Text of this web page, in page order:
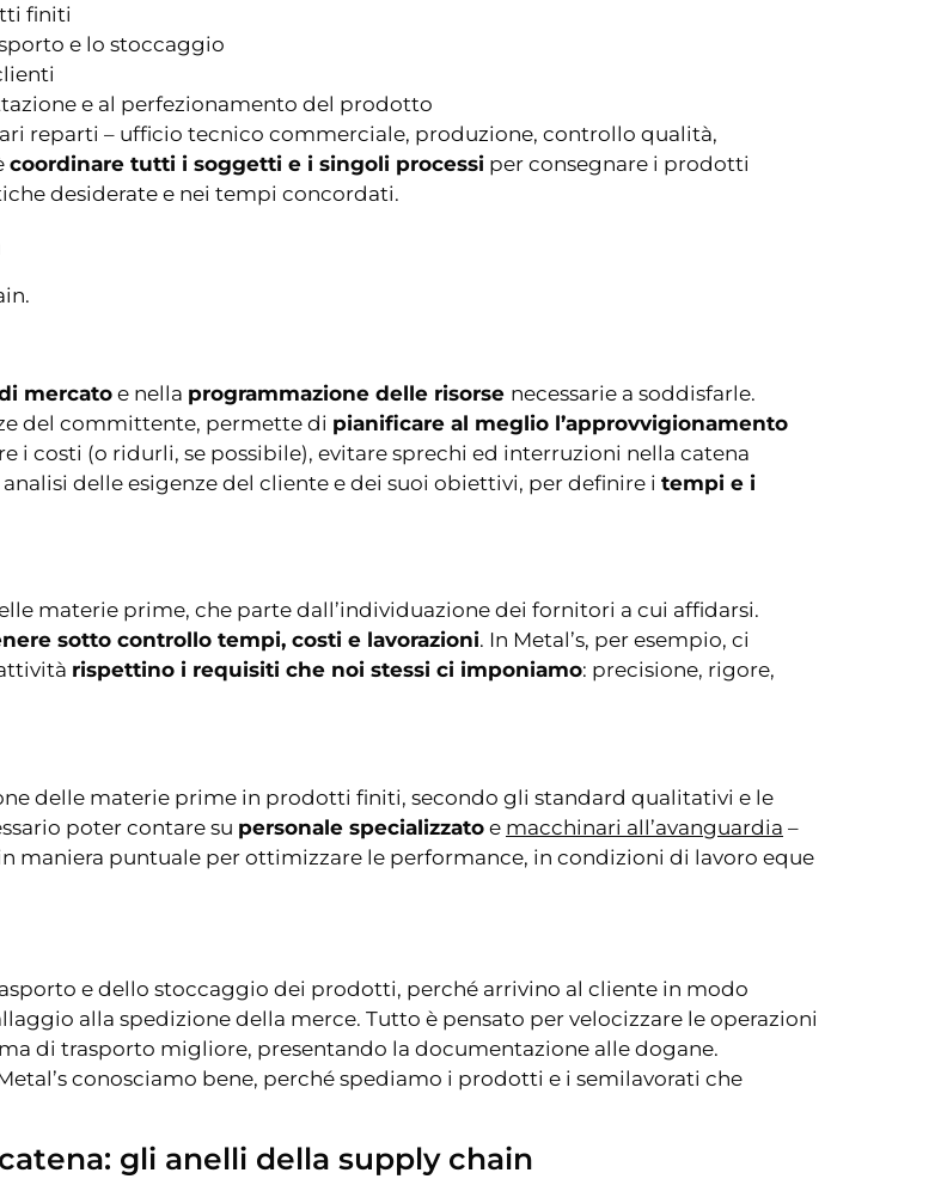
finiti
e lo stoccaggio
e al perfezionamento del prodotto
reparti – ufficio tecnico commerciale, produzione, controllo qualità,
coordinare tutti i soggetti e i singoli processi per consegnare i prodotti
desiderate e nei tempi concordati.
mercatoe nella programmazione delle risorse necessarie a soddisfarle.
del committente, permette di pianificare al meglio l’approvvigionamento
i costi (o ridurli, se possibile), evitare sprechi ed interruzioni nella catena
delle esigenze del cliente e dei suoi obiettivi, per definire i tempi e i
materie prime, che parte dall’individuazione dei fornitori a cui affidarsi.
sotto controllo tempi, costi e lavorazioni. In Metal’s, per esempio, ci
rispettino i requisiti che noi stessi ci imponiamo: precisione, rigore,
delle materie prime in prodotti finiti, secondo gli standard qualitativi e le
poter contare su personale specializzato e macchinari all’avanguardia –
maniera puntuale per ottimizzare le performance, in condizioni di lavoro eque
e dello stoccaggio dei prodotti, perché arrivino al cliente in modo
alla spedizione della merce. Tutto è pensato per velocizzare le operazioni
di trasporto migliore, presentando la documentazione alle dogane.
conosciamo bene, perché spediamo i prodotti e i semilavorati che
gli anelli della supply chain